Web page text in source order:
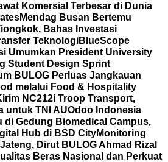
Komersial Terbesar di Dunia
Mendag Busan Bertemu
Bahas Investasi
TeknologiBlueScope
Umumkan President University
Student Design Sprint
BULOG Perluas Jangkauan
melalui Food & Hospitality
NC212i Troop Transport,
untuk TNI AUOdoo Indonesia
di Gedung Biomedical Campus,
Hub di BSD CityMonitoring
Dirut BULOG Ahmad Rizal
Beras Nasional dan Perkuat